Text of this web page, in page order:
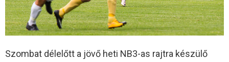
Szombat délelőtt a jövő heti NB3-as rajtra készülő